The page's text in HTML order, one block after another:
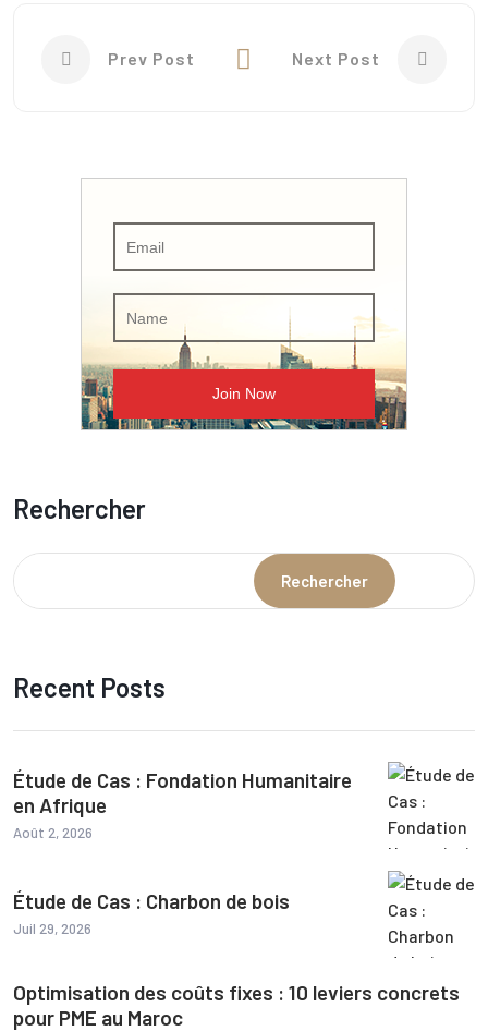
Prev Post Next Post
Rechercher
Rechercher
Recent Posts
Étude de Cas : Fondation Humanitaire
en Afrique
Août 2, 2026
Étude de Cas : Charbon de bois
Juil 29, 2026
Optimisation des coûts fixes : 10 leviers concrets
pour PME au Maroc